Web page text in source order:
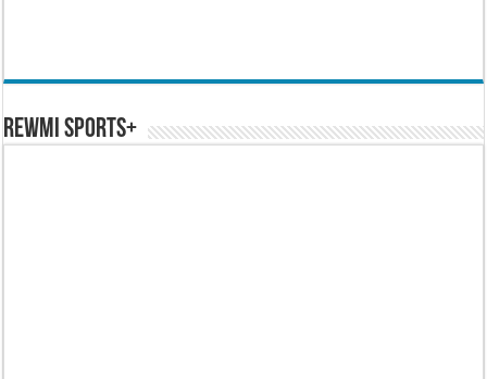
REWMI SPORTS+